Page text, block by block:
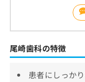
尾崎歯科の特徴
患者にしっか